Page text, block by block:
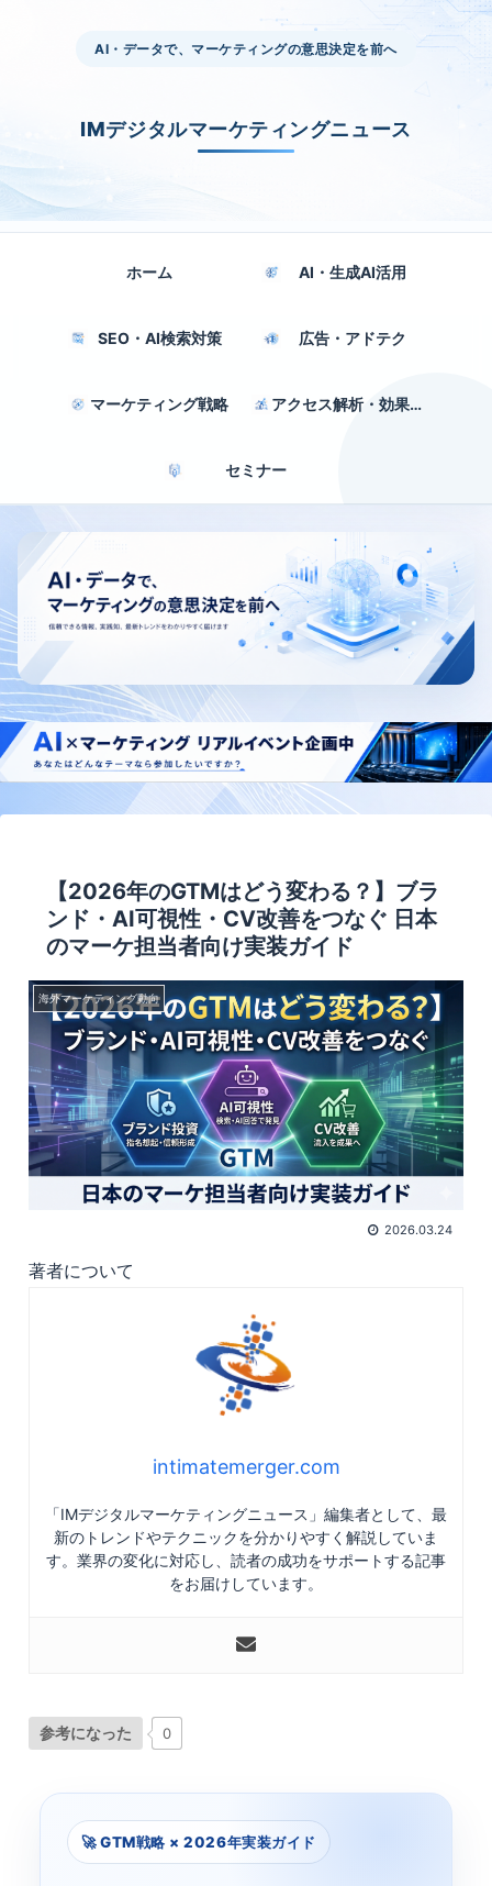
AI・データで、マーケティングの意思決定を前へ
IMデジタルマーケティングニュース
ホーム AI・生成AI活用
SEO・AI検索対策 広告・アドテク
マーケティング戦略 アクセス解析・効果測定
セミナー
【2026年のGTMはどう変わる？】ブラ
ンド・AI可視性・CV改善をつなぐ 日本
のマーケ担当者向け実装ガイド
海外マーケティング動向
2026.03.24
著者について
intimatemerger.com
「IMデジタルマーケティングニュース」編集者として、最
新のトレンドやテクニックを分かりやすく解説していま
す。業界の変化に対応し、読者の成功をサポートする記事
をお届けしています。
参考になった 0
🚀 GTM戦略 × 2026年実装ガイド